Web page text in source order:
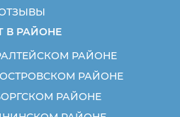
В РАЙОНЕ
РАЙОНЕ
РАЙОНЕ
РАЙОНЕ